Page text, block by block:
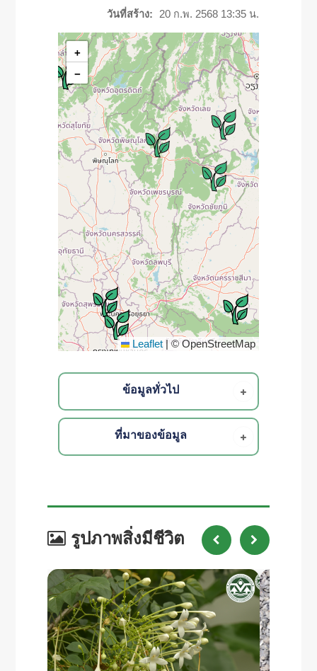
วันที่สร้าง:
20 ก.พ. 2568 13:35 น.
+
−
Leaflet | © OpenStreetMap
ข้อมูลทั่วไป
ที่มาของข้อมูล
รูปภาพสิ่งมีชีวิต